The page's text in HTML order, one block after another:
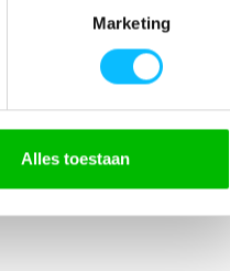
Marketing
Alles toestaan
katoen